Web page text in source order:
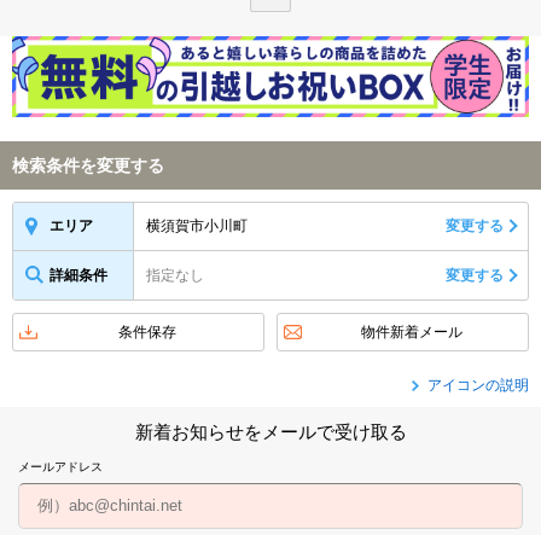
検索条件を変更する
エリア 横須賀市小川町 変更する
詳細条件 指定なし 変更する
条件保存 物件新着メール
アイコンの説明
新着お知らせをメールで受け取る
メールアドレス